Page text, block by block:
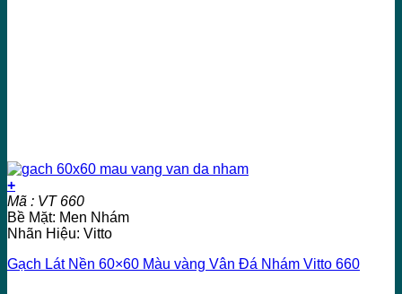
+
Mã : VT 660
Bề Mặt: Men Nhám
Nhãn Hiệu: Vitto
Gạch Lát Nền 60×60 Màu vàng Vân Đá Nhám Vitto 660